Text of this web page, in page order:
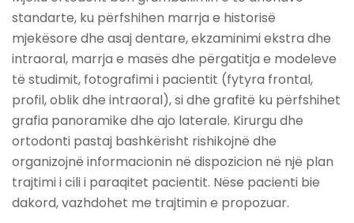
standarte, ku përfshihen marrja e historisë
mjekësore dhe asaj dentare, ekzaminimi ekstra dhe
intraoral, marrja e masës dhe përgatitja e modeleve
të studimit, fotografimi i pacientit (fytyra frontal,
profil, oblik dhe intraoral), si dhe grafitë ku përfshihet
grafia panoramike dhe ajo laterale. Kirurgu dhe
ortodonti pastaj bashkërisht rishikojnë dhe
organizojnë informacionin në dispozicion në një plan
trajtimi i cili i paraqitet pacientit. Nëse pacienti bie
dakord, vazhdohet me trajtimin e propozuar.